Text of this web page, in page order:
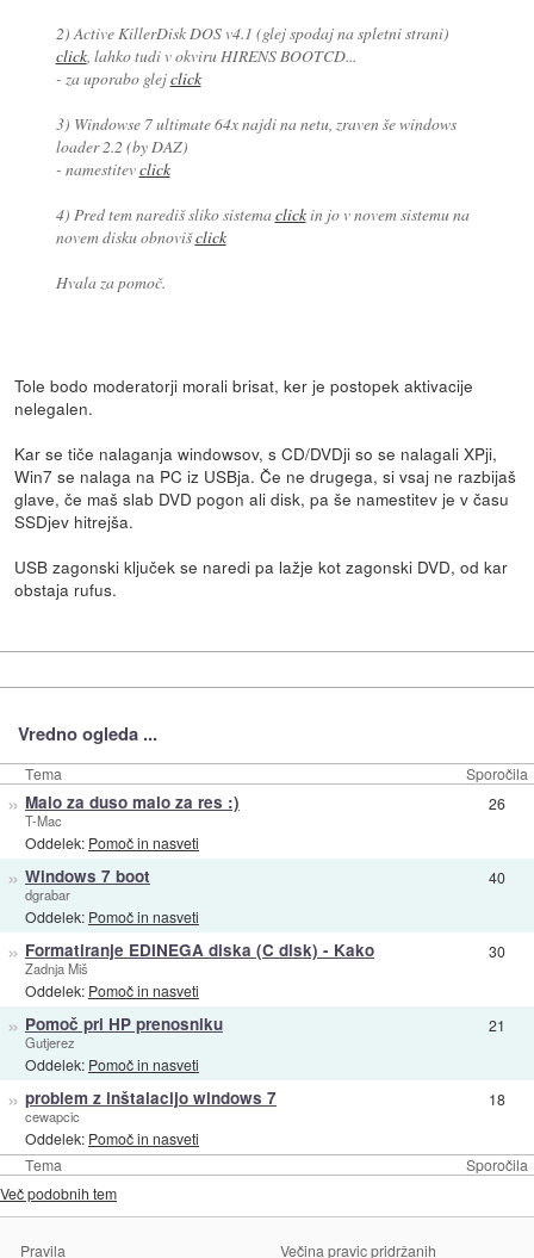
2) Active KillerDisk DOS v4.1 (glej spodaj na spletni strani)
click, lahko tudi v okviru HIRENS BOOTCD...
- za uporabo glejclick
3) Windowse 7 ultimate 64x najdi na netu, zraven še windows
loader 2.2 (by DAZ)
- namestitevclick
4) Pred tem narediš sliko sistemaclickin jo v novem sistemu na
novem disku obnovišclick
Hvala za pomoč.
Tole bodo moderatorji morali brisat, ker je postopek aktivacije
nelegalen.
Kar se tiče nalaganja windowsov, s CD/DVDji so se nalagali XPji,
Win7 se nalaga na PC iz USBja. Če ne drugega, si vsaj ne razbijaš
glave, če maš slab DVD pogon ali disk, pa še namestitev je v času
SSDjev hitrejša.
USB zagonski ključek se naredi pa lažje kot zagonski DVD, od kar
obstaja rufus.
Vredno ogleda ...
Tema Sporočila
Tema Sporočila
» Malo za duso malo za res :)
T-Mac
Oddelek: Pomoč in nasveti
26
» Windows 7 boot
dgrabar
Oddelek: Pomoč in nasveti
40
» Formatiranje EDINEGA diska (C disk) - Kako
Zadnja Miš
Oddelek: Pomoč in nasveti
30
» Pomoč pri HP prenosniku
Gutjerez
Oddelek: Pomoč in nasveti
21
» problem z inštalacijo windows 7
cewapcic
Oddelek: Pomoč in nasveti
18
Več podobnih tem
Pravila Večina pravic pridržanih